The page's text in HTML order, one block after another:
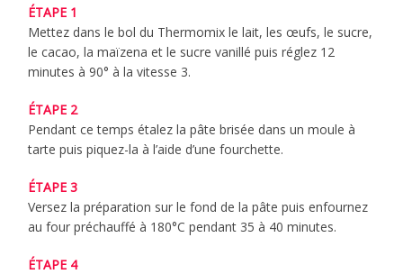
ÉTAPE 1
Mettez dans le bol du Thermomix le lait, les œufs, le sucre,
le cacao, la maïzena et le sucre vanillé puis réglez 12
minutes à 90° à la vitesse 3.
ÉTAPE 2
Pendant ce temps étalez la pâte brisée dans un moule à
tarte puis piquez-la à l’aide d’une fourchette.
ÉTAPE 3
Versez la préparation sur le fond de la pâte puis enfournez
au four préchauffé à 180°C pendant 35 à 40 minutes.
ÉTAPE 4